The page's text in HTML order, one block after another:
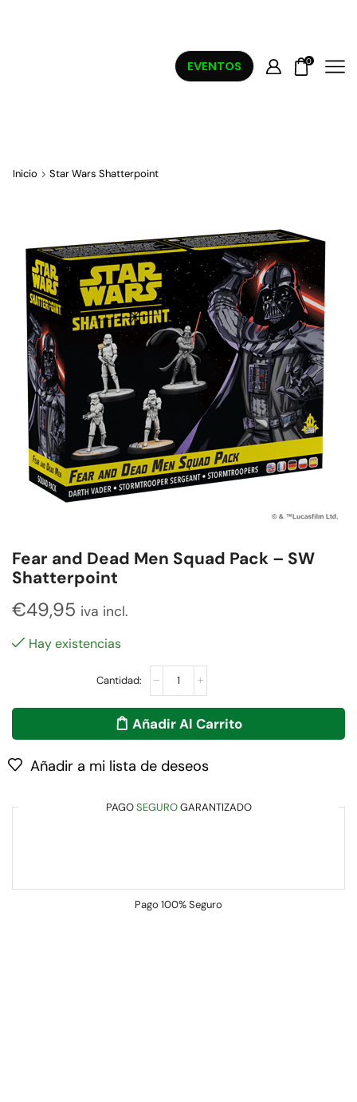
EVENTOS 0
Inicio Star Wars Shatterpoint
Fear and Dead Men Squad Pack – SW
Shatterpoint
€49,95 iva incl.
Hay existencias
Añadir Al Carrito
Añadir a mi lista de deseos
PAGOSEGUROGARANTIZADO
Pago 100% Seguro